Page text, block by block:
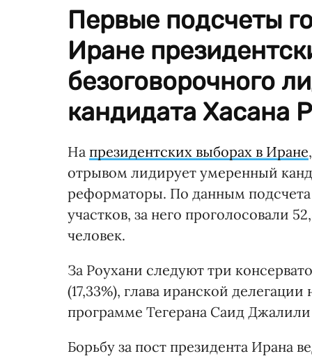
Первые подсчеты
Иране
безоговорочного
кандидата Хасана
На президентских выборах в Иране
отрывом лидирует умеренный
реформаторы. По данным подсчета
участков, за него проголосовали
человек.
За Роухани следуют три
(17,33%), глава иранской
программе Тегерана Саид Джалили
Борьбу за пост президента Ирана